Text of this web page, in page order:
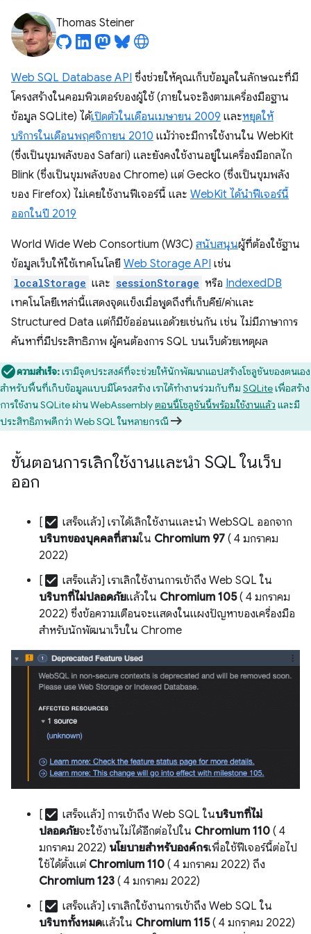
Thomas Steiner
Web SQL Database API ซึ่งช่วยให้คุณเก็บข้อมูลในลักษณะที่มี
โครงสร้างในคอมพิวเตอร์ของผู้ใช้ (ภายในจะอิงตามเครื่องมือฐาน
ข้อมูล SQLite) ได้เปิดตัวในเดือนเมษายน 2009 และหยุดให้
บริการในเดือนพฤศจิกายน 2010 แม้ว่าจะมีการใช้งานใน WebKit
(ซึ่งเป็นขุมพลังของ Safari) และยังคงใช้งานอยู่ในเครื่องมือกลไก
Blink (ซึ่งเป็นขุมพลังของ Chrome) แต่ Gecko (ซึ่งเป็นขุมพลัง
ของ Firefox) ไม่เคยใช้งานฟีเจอร์นี้ และ WebKit ได้นําฟีเจอร์นี้
ออกในปี 2019
World Wide Web Consortium (W3C) สนับสนุนผู้ที่ต้องใช้ฐาน
ข้อมูลเว็บให้ใช้เทคโนโลยี Web Storage API เช่น
localStorage และ sessionStorage หรือ IndexedDB
เทคโนโลยีเหล่านี้แสดงจุดแข็งเมื่อพูดถึงที่เก็บคีย์/ค่าและ
Structured Data แต่ก็มีข้ออ่อนแอด้วยเช่นกัน เช่น ไม่มีภาษาการ
ค้นหาที่มีประสิทธิภาพ ผู้คนต้องการ SQL บนเว็บด้วยเหตุผล
ความสําเร็จ:เรามีจุดประสงค์ที่จะช่วยให้นักพัฒนาแอปสร้างโซลูชันของตนเอง
สําหรับพื้นที่เก็บข้อมูลแบบมีโครงสร้าง เราได้ทํางานร่วมกับทีม SQLiteเพื่อสร้าง
การใช้งาน SQLite ผ่าน WebAssemblyตอนนี้โซลูชันนี้พร้อมใช้งานแล้ว และมี
ประสิทธิภาพดีกว่า Web SQL ในหลายกรณี
ขั้นตอนการเลิกใช้งานและนํา SQL ในเว็บ
ออก
[ check_box เสร็จแล้ว] เราได้เลิกใช้งานและนํา WebSQL ออกจาก
บริบทของบุคคลที่สามใน Chromium 97 ( 4 มกราคม
2022)
[ check_box เสร็จแล้ว] เราเลิกใช้งานการเข้าถึง Web SQL ใน
บริบทที่ไม่ปลอดภัยแล้วใน Chromium 105( 4 มกราคม
2022) ซึ่งข้อความเตือนจะแสดงในแผงปัญหาของเครื่องมือ
สำหรับนักพัฒนาเว็บใน Chrome
[ check_box เสร็จแล้ว] การเข้าถึง Web SQL ในบริบทที่ไม่
ปลอดภัยจะใช้งานไม่ได้อีกต่อไปใน Chromium 110 ( 4
มกราคม 2022) นโยบายสำหรับองค์กรเพื่อใช้ฟีเจอร์นี้ต่อไป
ใช้ได้ตั้งแต่ Chromium 110 ( 4 มกราคม 2022) ถึง
Chromium 123 ( 4 มกราคม 2022)
[ check_box เสร็จแล้ว] เราเลิกใช้งานการเข้าถึง Web SQL ใน
บริบททั้งหมดแล้วใน Chromium 115( 4 มกราคม 2022)